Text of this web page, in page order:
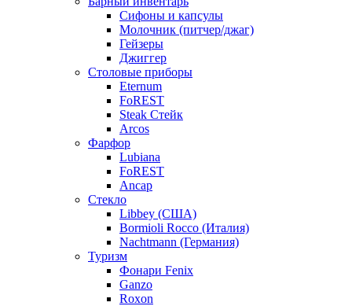
Сифоны и капсулы
Молочник (питчер/джаг)
Гейзеры
Джиггер
Столовые приборы
Eternum
FoREST
Steak Стейк
Arcos
Фарфор
Lubiana
FoREST
Ancap
Стекло
Libbey (США)
Bormioli Rocco (Италия)
Nachtmann (Германия)
Туризм
Фонари Fenix
Ganzo
Roxon